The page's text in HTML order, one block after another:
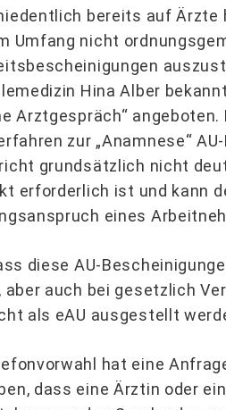
bereits auf Ärzte
Umfang nicht
Hina Alber
Arztgespräch“
zur „Anamnese“
grundsätzlich nicht
erforderlich ist und kann
eines
diese AU-
aber auch bei gesetzlich
als eAU ausgestellt
hat eine
dass eine Ärztin oder